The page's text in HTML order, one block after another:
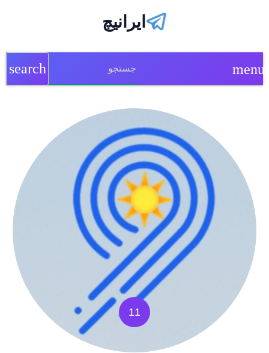
ایرانیچ
menu
search
11